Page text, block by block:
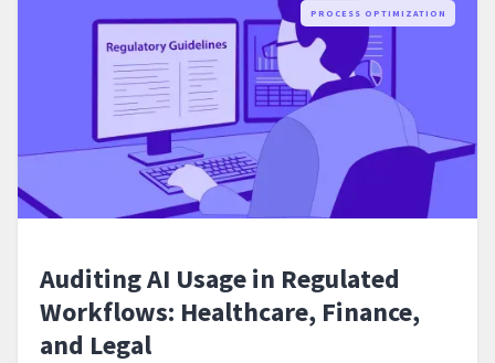
PROCESS OPTIMIZATION
Auditing AI Usage in Regulated
Workflows: Healthcare, Finance,
and Legal